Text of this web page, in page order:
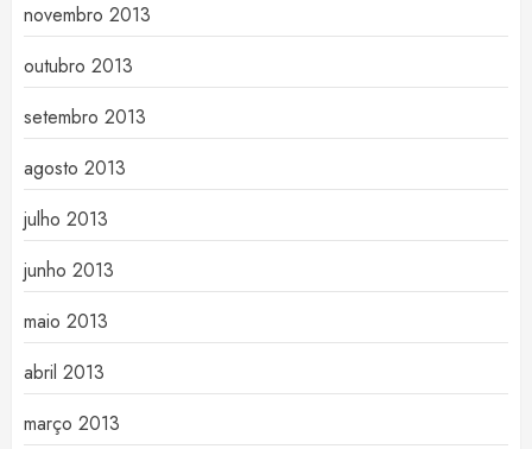
novembro 2013
outubro 2013
setembro 2013
agosto 2013
julho 2013
junho 2013
maio 2013
abril 2013
março 2013